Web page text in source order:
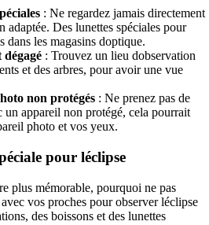
: Ne regardez jamais directement
adaptée. Des lunettes spéciales pour
dans les magasins doptique.
: Trouvez un lieu dobservation
et des arbres, pour avoir une vue
non protégés : Ne prenez pas de
un appareil non protégé, cela pourrait
photo et vos yeux.
pour léclipse
plus mémorable, pourquoi ne pas
vos proches pour observer léclipse
des boissons et des lunettes